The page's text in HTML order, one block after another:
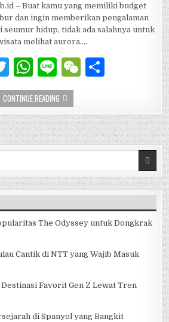
– Buat kamu yang memiliki budget
dan ingin memberikan pengalaman
hidup, tidak ada salahnya untuk
melihat aurora….
T
w
it
te
r
W
h
at
s
A
p
Li
n
e
W
h
at
e
CONTINUE READING BAK NEGERI DONGENG, 5
The Odyssey untuk Dongkrak
Cantik di NTT yang Wajib Masuk
Favorit Gen Z Lewat Tren
di Spanyol yang Bangkit